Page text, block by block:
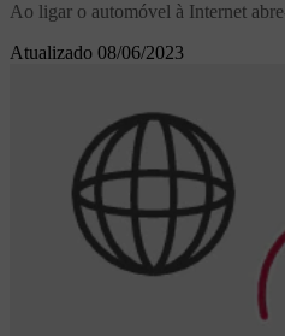
Atualizado 08/06/2023
Ao ligar o automóvel à Internet